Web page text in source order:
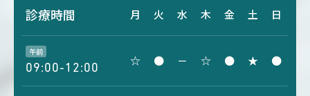
診療時間 月 火 水 木 金 土 日
午前
09:00-12:00
☆ ● － ☆ ● ★ ●